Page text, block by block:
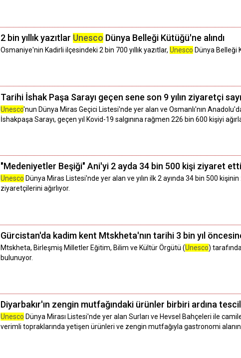
2 bin yıllık yazıtlar Unesco Dünya Belleği Kütüğü'ne alındı
Osmaniye'nin Kadirli ilçesindeki 2 bin 700 yıllık yazıtlar, Unesco Dünya Belleği
Tarihi İshak Paşa Sarayı geçen sene son 9 yılın ziyaretçi
Unesco'nun Dünya Miras Geçici Listesi'nde yer alan ve Osmanlı'nın
İshakpaşa Sarayı, geçen yıl Kovid-19 salgınına rağmen 226 bin 600 kişiyi
"Medeniyetler Beşiği" Ani'yi 2 ayda 34 bin 500 kişi ziyaret etti
Unesco Dünya Miras Listesi'nde yer alan ve yılın ilk 2 ayında 34 bin 500
ziyaretçilerini ağırlıyor.
Gürcistan'da kadim kent Mtskheta'nın tarihi 3 bin yıl
Mtskheta, Birleşmiş Milletler Eğitim, Bilim ve Kültür Örgütü (Unesco)
bulunuyor.
Diyarbakır'ın zengin mutfağındaki ürünler birbiri ardına
Unesco Dünya Mirası Listesi'nde yer alan Surları ve Hevsel Bahçeleri ile
verimli topraklarında yetişen ürünleri ve zengin mutfağıyla gastronomi